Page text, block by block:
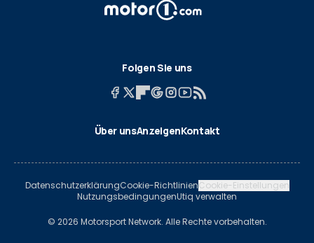
Folgen Sie uns
Über unsAnzeigenKontakt
DatenschutzerklärungCookie-RichtlinienCookie-Einstellungen
NutzungsbedingungenUtiq verwalten
© 2026 Motorsport Network. Alle Rechte vorbehalten.